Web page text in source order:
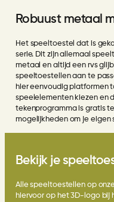
Robuust metaal
Het speeltoestel dat is
serie. Dit zijn allemaal
metaal en altijd een rvs
speeltoestellen aan te
hier eenvoudig platformen
speelelementen kiezen en
tekenprogramma is gratis
mogelijkheden om je
Bekijk je
Alle speeltoestellen op
hiervoor op het 3D-logo bij